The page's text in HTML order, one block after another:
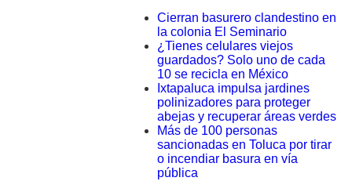
Cierran basurero clandestino en
la colonia El Seminario
¿Tienes celulares viejos
guardados? Solo uno de cada
10 se recicla en México
Ixtapaluca impulsa jardines
polinizadores para proteger
abejas y recuperar áreas verdes
Más de 100 personas
sancionadas en Toluca por tirar
o incendiar basura en vía
pública